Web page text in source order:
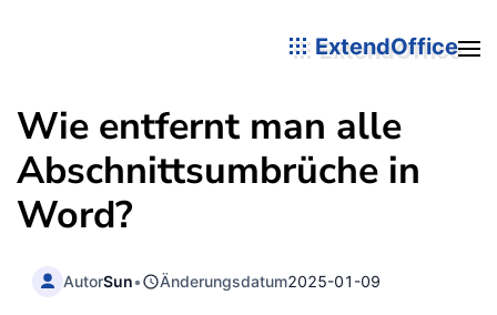
ExtendOffice
Wie entfernt man alle
Abschnittsumbrüche in
Word?
AutorSun• Änderungsdatum2025-01-09